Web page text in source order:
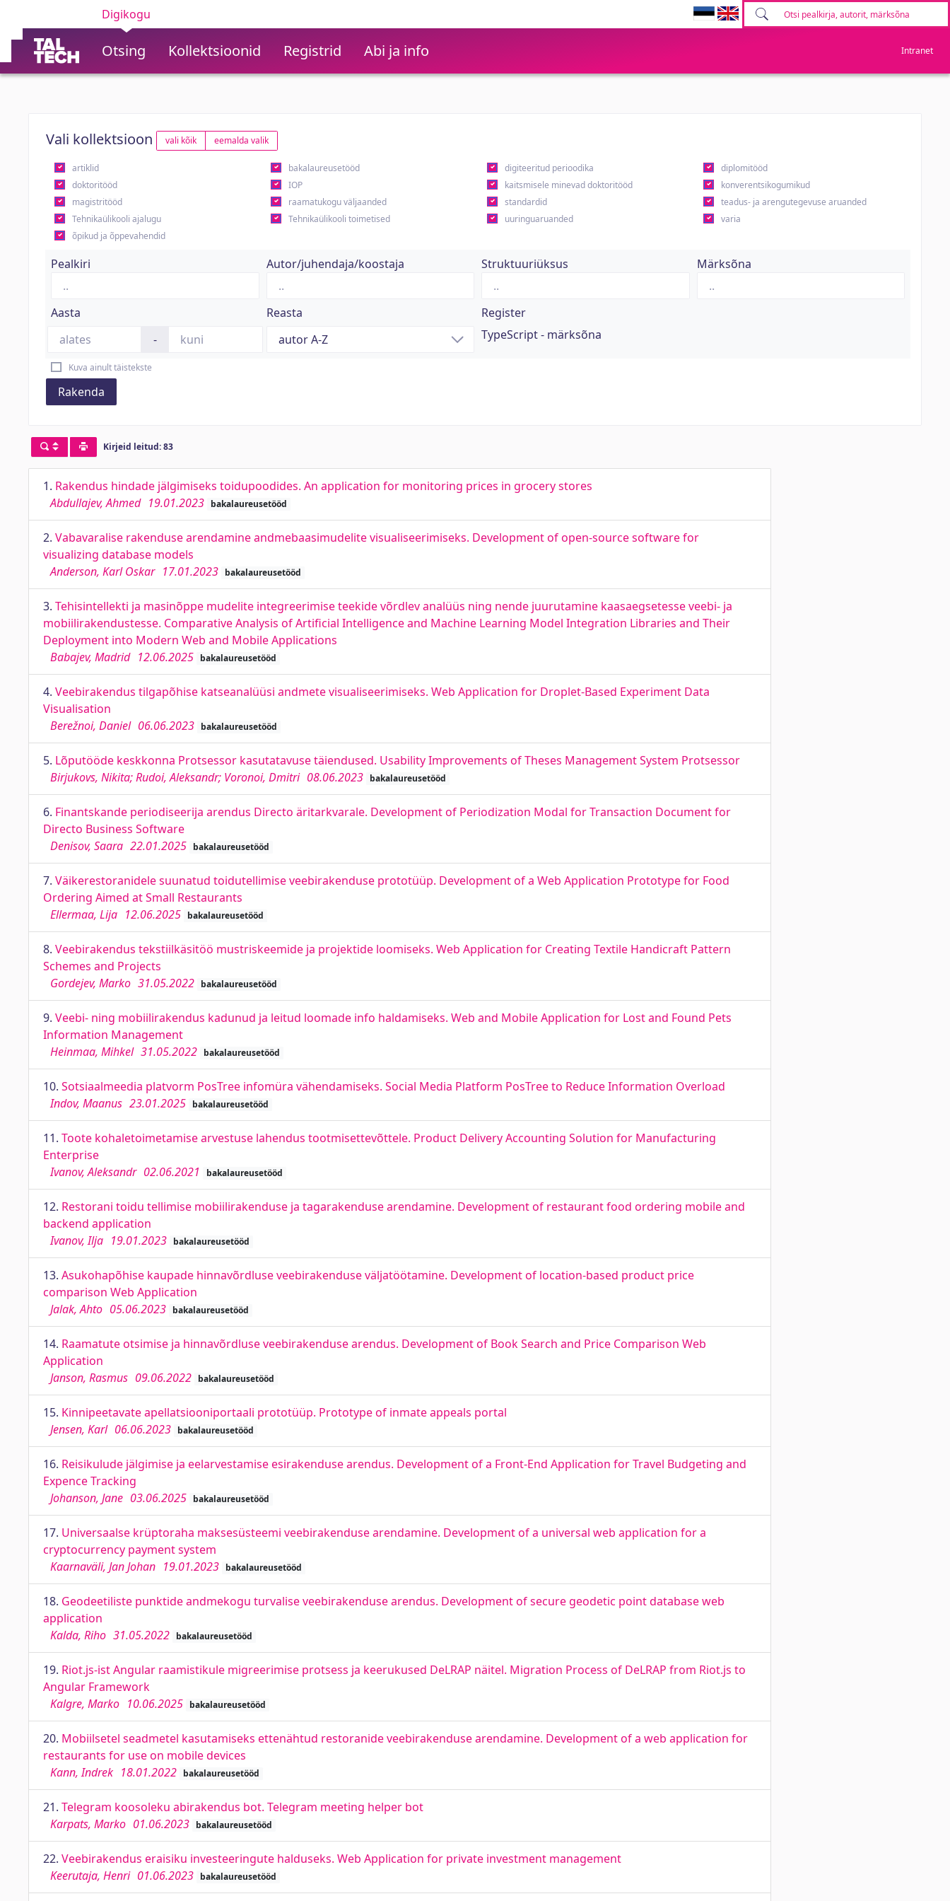
Digikogu
Otsing Kollektsioonid Registrid Abi ja info Intranet
Vali kollektsioon vali kõik eemalda valik
artiklid bakalaureusetööd digiteeritud perioodika
diplomitööd
doktoritööd
IOP kaitsmisele minevad doktoritööd
konverentsikogumikud
magistritööd
raamatukogu väljaanded standardid
teadus- ja arengutegevuse aruanded
Tehnikaülikooli ajalugu
Tehnikaülikooli toimetised uuringuaruanded
varia
õpikud ja õppevahendid
Pealkiri Autor/juhendaja/koostaja Struktuuriüksus Märksõna
Aasta
-
Reasta
Register
TypeScript - märksõna
Kuva ainult täistekste
Rakenda
Kirjeid leitud: 83
1. Rakendus hindade jälgimiseks toidupoodides. An application for monitoring prices in grocery stores
Abdullajev, Ahmed 19.01.2023 bakalaureusetööd
2. Vabavaralise rakenduse arendamine andmebaasimudelite visualiseerimiseks. Development of open-source software for
visualizing database models
Anderson, Karl Oskar 17.01.2023 bakalaureusetööd
3. Tehisintellekti ja masinõppe mudelite integreerimise teekide võrdlev analüüs ning nende juurutamine kaasaegsetesse veebi- ja
mobiilirakendustesse. Comparative Analysis of Artificial Intelligence and Machine Learning Model Integration Libraries and Their
Deployment into Modern Web and Mobile Applications
Babajev, Madrid 12.06.2025 bakalaureusetööd
4. Veebirakendus tilgapõhise katseanalüüsi andmete visualiseerimiseks. Web Application for Droplet-Based Experiment Data
Visualisation
Berežnoi, Daniel 06.06.2023 bakalaureusetööd
5. Lõputööde keskkonna Protsessor kasutatavuse täiendused. Usability Improvements of Theses Management System Protsessor
Birjukovs, Nikita; Rudoi, Aleksandr; Voronoi, Dmitri 08.06.2023 bakalaureusetööd
6. Finantskande periodiseerija arendus Directo äritarkvarale. Development of Periodization Modal for Transaction Document for
Directo Business Software
Denisov, Saara 22.01.2025 bakalaureusetööd
7. Väikerestoranidele suunatud toidutellimise veebirakenduse prototüüp. Development of a Web Application Prototype for Food
Ordering Aimed at Small Restaurants
Ellermaa, Lija 12.06.2025 bakalaureusetööd
8. Veebirakendus tekstiilkäsitöö mustriskeemide ja projektide loomiseks. Web Application for Creating Textile Handicraft Pattern
Schemes and Projects
Gordejev, Marko 31.05.2022 bakalaureusetööd
9. Veebi- ning mobiilirakendus kadunud ja leitud loomade info haldamiseks. Web and Mobile Application for Lost and Found Pets
Information Management
Heinmaa, Mihkel 31.05.2022 bakalaureusetööd
10. Sotsiaalmeedia platvorm PosTree infomüra vähendamiseks. Social Media Platform PosTree to Reduce Information Overload
Indov, Maanus 23.01.2025 bakalaureusetööd
11. Toote kohaletoimetamise arvestuse lahendus tootmisettevõttele. Product Delivery Accounting Solution for Manufacturing
Enterprise
Ivanov, Aleksandr 02.06.2021 bakalaureusetööd
12. Restorani toidu tellimise mobiilirakenduse ja tagarakenduse arendamine. Development of restaurant food ordering mobile and
backend application
Ivanov, Ilja 19.01.2023 bakalaureusetööd
13. Asukohapõhise kaupade hinnavõrdluse veebirakenduse väljatöötamine. Development of location-based product price
comparison Web Application
Jalak, Ahto 05.06.2023 bakalaureusetööd
14. Raamatute otsimise ja hinnavõrdluse veebirakenduse arendus. Development of Book Search and Price Comparison Web
Application
Janson, Rasmus 09.06.2022 bakalaureusetööd
15. Kinnipeetavate apellatsiooniportaali prototüüp. Prototype of inmate appeals portal
Jensen, Karl 06.06.2023 bakalaureusetööd
16. Reisikulude jälgimise ja eelarvestamise esirakenduse arendus. Development of a Front-End Application for Travel Budgeting and
Expence Tracking
Johanson, Jane 03.06.2025 bakalaureusetööd
17. Universaalse krüptoraha maksesüsteemi veebirakenduse arendamine. Development of a universal web application for a
cryptocurrency payment system
Kaarnaväli, Jan Johan 19.01.2023 bakalaureusetööd
18. Geodeetiliste punktide andmekogu turvalise veebirakenduse arendus. Development of secure geodetic point database web
application
Kalda, Riho 31.05.2022 bakalaureusetööd
19. Riot.js-ist Angular raamistikule migreerimise protsess ja keerukused DeLRAP näitel. Migration Process of DeLRAP from Riot.js to
Angular Framework
Kalgre, Marko 10.06.2025 bakalaureusetööd
20. Mobiilsetel seadmetel kasutamiseks ettenähtud restoranide veebirakenduse arendamine. Development of a web application for
restaurants for use on mobile devices
Kann, Indrek 18.01.2022 bakalaureusetööd
21. Telegram koosoleku abirakendus bot. Telegram meeting helper bot
Karpats, Marko 01.06.2023 bakalaureusetööd
22. Veebirakendus eraisiku investeeringute halduseks. Web Application for private investment management
Keerutaja, Henri 01.06.2023 bakalaureusetööd